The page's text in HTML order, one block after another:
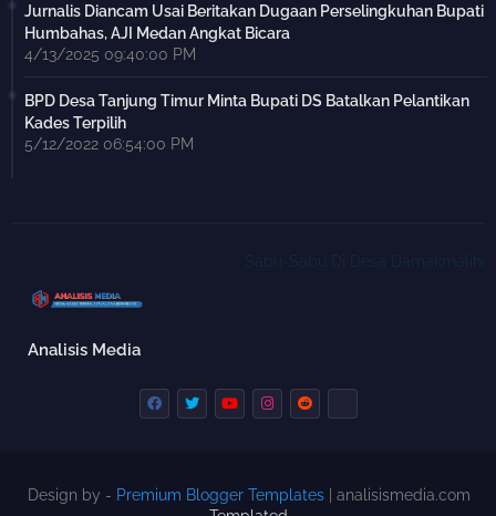
Jurnalis Diancam Usai Beritakan Dugaan Perselingkuhan Bupati
Humbahas, AJI Medan Angkat Bicara
4/13/2025 09:40:00 PM
BPD Desa Tanjung Timur Minta Bupati DS Batalkan Pelantikan
Kades Terpilih
5/12/2022 06:54:00 PM
Analisis Media
Design by - Premium Blogger Templates| analisismedia.com